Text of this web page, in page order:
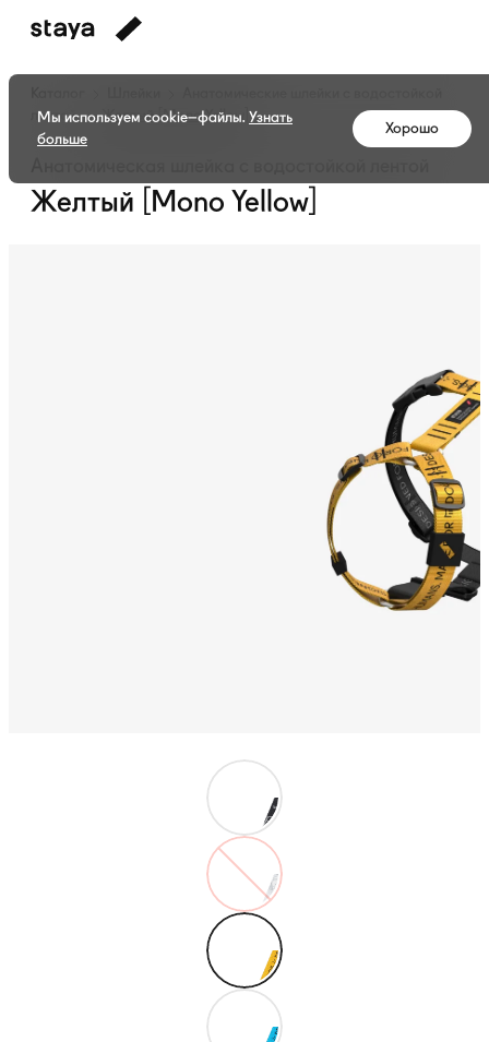
лентой
Желтый [Mono Yellow]
Желтый [Mono Yellow]
Мы используем cookie–файлы. Узнать
больше
Хорошо